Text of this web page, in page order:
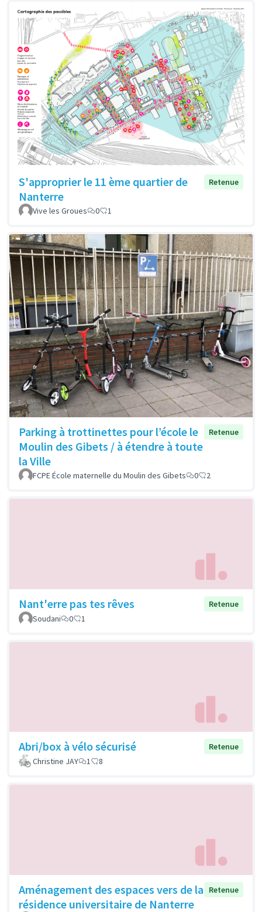
S'approprier le 11 ème quartier de
Nanterre
Retenue
Vive les Groues 0 1
Parking à trottinettes pour l’école le
Moulin des Gibets / à étendre à toute
la Ville
Retenue
FCPE École maternelle du Moulin des Gibets 0 2
Nant'erre pas tes rêves
Retenue
Soudani
0 1
Abri/box à vélo sécurisé
Retenue
Christine JAY
1 8
Aménagement des espaces vers de la
résidence universitaire de Nanterre
Retenue